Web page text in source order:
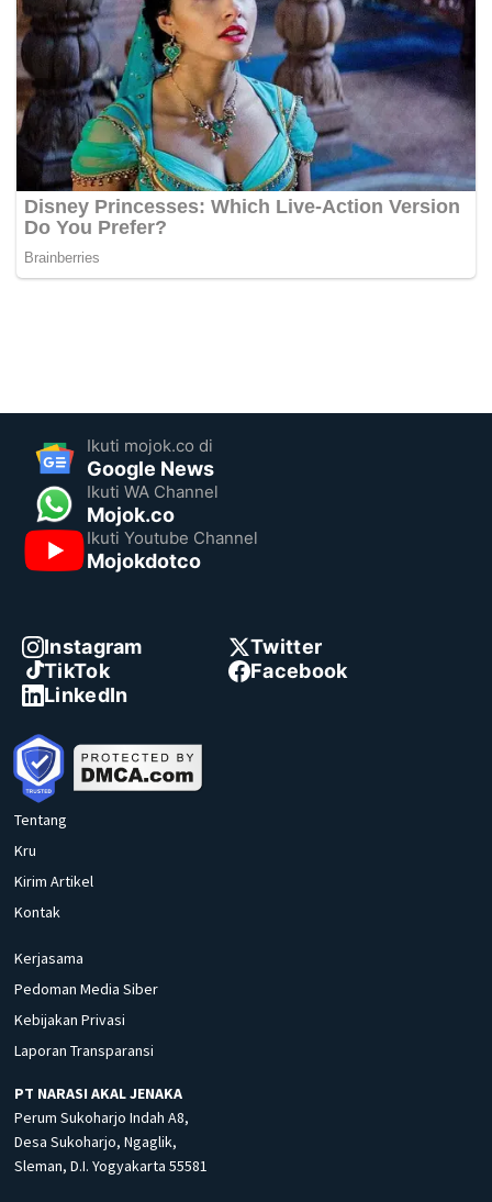
Ikuti mojok.co di
Google News
Ikuti WA Channel
Mojok.co
Ikuti Youtube Channel
Mojokdotco
Instagram
Twitter
TikTok
Facebook
LinkedIn
Tentang
Kru
Kirim Artikel
Kontak
Kerjasama
Pedoman Media Siber
Kebijakan Privasi
Laporan Transparansi
PT NARASI AKAL JENAKA
Perum Sukoharjo Indah A8,
Desa Sukoharjo, Ngaglik,
Sleman, D.I. Yogyakarta 55581